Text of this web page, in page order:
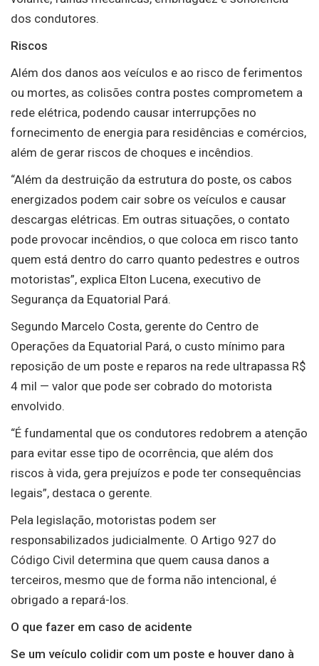
dos condutores.
Riscos
Além dos danos aos veículos e ao risco de ferimentos
ou mortes, as colisões contra postes comprometem a
rede elétrica, podendo causar interrupções no
fornecimento de energia para residências e comércios,
além de gerar riscos de choques e incêndios.
“Além da destruição da estrutura do poste, os cabos
energizados podem cair sobre os veículos e causar
descargas elétricas. Em outras situações, o contato
pode provocar incêndios, o que coloca em risco tanto
quem está dentro do carro quanto pedestres e outros
motoristas”, explica Elton Lucena, executivo de
Segurança da Equatorial Pará.
Segundo Marcelo Costa, gerente do Centro de
Operações da Equatorial Pará, o custo mínimo para
reposição de um poste e reparos na rede ultrapassa R$
4 mil — valor que pode ser cobrado do motorista
envolvido.
“É fundamental que os condutores redobrem a atenção
para evitar esse tipo de ocorrência, que além dos
riscos à vida, gera prejuízos e pode ter consequências
legais”, destaca o gerente.
Pela legislação, motoristas podem ser
responsabilizados judicialmente. O Artigo 927 do
Código Civil determina que quem causa danos a
terceiros, mesmo que de forma não intencional, é
obrigado a repará-los.
O que fazer em caso de acidente
Se um veículo colidir com um poste e houver dano à